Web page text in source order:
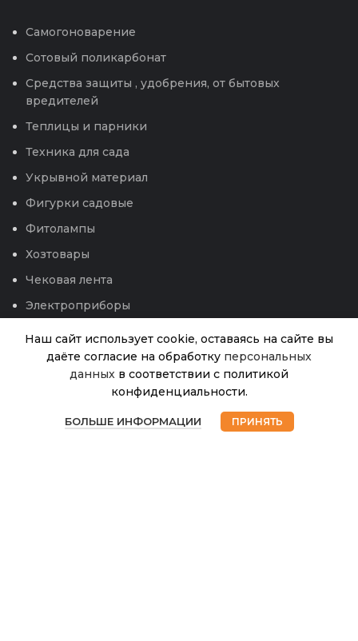
Самогоноварение
Сотовый поликарбонат
Средства защиты , удобрения, от бытовых
вредителей
Теплицы и парники
Техника для сада
Укрывной материал
Фигурки садовые
Фитолампы
Хозтовары
Чековая лента
Электроприборы
Наш сайт использует cookie, оставаясь на сайте вы
даёте согласие на обработку персональных
данных в соответствии с политикой
конфиденциальности.
БОЛЬШЕ ИНФОРМАЦИИ ПРИНЯТЬ
Антик D19,
2,6л
прозрачный
цветочный
155.00₽
наличии
Магазин Избранное Корзина Мой аккаунт